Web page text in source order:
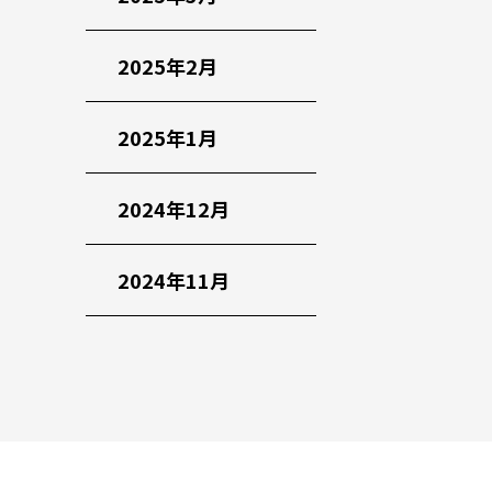
2025年2月
2025年1月
2024年12月
2024年11月